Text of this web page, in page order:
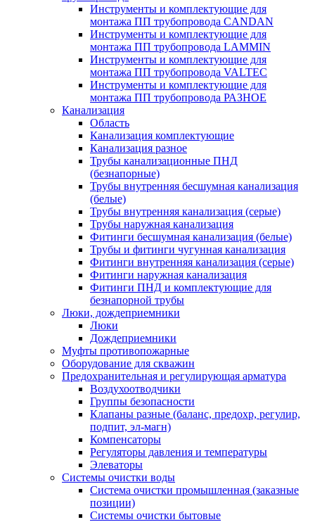
Инструменты и комплектующие для
монтажа ПП трубопровода CANDAN
Инструменты и комплектующие для
монтажа ПП трубопровода LAMMIN
Инструменты и комплектующие для
монтажа ПП трубопровода VALTEC
Инструменты и комплектующие для
монтажа ПП трубопровода РАЗНОЕ
Канализация
Область
Канализация комплектующие
Канализация разное
Трубы канализационные ПНД
(безнапорные)
Трубы внутренняя бесшумная канализация
(белые)
Трубы внутренняя канализация (серые)
Трубы наружная канализация
Фитинги бесшумная канализация (белые)
Трубы и фитинги чугунная канализация
Фитинги внутренняя канализация (серые)
Фитинги наружная канализация
Фитинги ПНД и комплектующие для
безнапорной трубы
Люки, дождеприемники
Люки
Дождеприемники
Муфты противопожарные
Оборудование для скважин
Предохранительная и регулирующая арматура
Воздухоотводчики
Группы безопасности
Клапаны разные (баланс, предохр, регулир,
подпит, эл-магн)
Компенсаторы
Регуляторы давления и температуры
Элеваторы
Системы очистки воды
Система очистки промышленная (заказные
позиции)
Системы очистки бытовые